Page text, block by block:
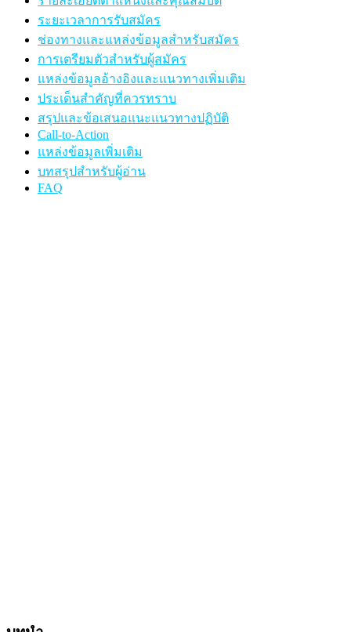
ระยะเวลาการรับสมัคร
ช่องทางและแหล่งข้อมูลสำหรับสมัคร
การเตรียมตัวสำหรับผู้สมัคร
แหล่งข้อมูลอ้างอิงและแนวทางเพิ่มเติม
ประเด็นสำคัญที่ควรทราบ
สรุปและข้อเสนอแนะแนวทางปฏิบัติ
Call-to-Action
แหล่งข้อมูลเพิ่มเติม
บทสรุปสำหรับผู้อ่าน
FAQ